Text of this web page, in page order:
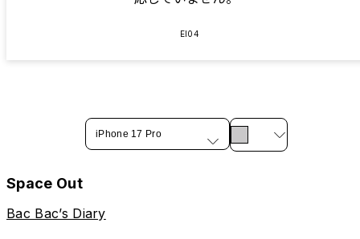
EI04
iPhone 17 Pro
Space Out
Bac Bac’s Diary